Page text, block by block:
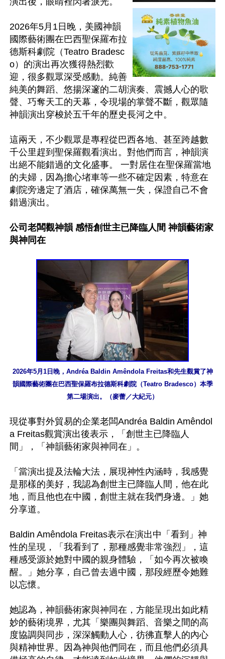
2026年5月1日晚，美國神韻
國際藝術團在巴西聖保羅布拉
德斯科劇院（Teatro Bradesc
o）的演出再次獲得熱烈歡
迎，很多觀眾深受感動。純善
純美的舞蹈、悠揚深邃的二胡演奏、震撼人心的歌
聲、巧奪天工的天幕，令現場的掌聲不斷，觀眾隨
神韻演出穿梭於五千年的歷史長河之中。
這兩天，不少觀眾是專程從巴西各地、甚至跨越數
千公里趕到聖保羅觀看演出。對他們而言，神韻演
出絕不能錯過的文化盛事。 一對居住在聖保羅當地
的夫婦，因為擔心堵車等一些不確定因素，特意在
劇院旁邊定了酒店，確保萬無一失，保證自己不會
錯過演出。
公司老闆觀神韻 感悟創世主已降臨人間 神韻藝術家
與神同在
2026年5月1日晚，Andréa Baldin Amêndola Freitas和先生觀賞了神
韻國際藝術團在巴西聖保羅布拉德斯科劇院（Teatro Bradesco）本季
第二場演出。（麥蕾／大紀元）
現從事對外貿易的企業老闆Andréa Baldin Amêndol
a Freitas觀賞演出後表示，「創世主已降臨人
間」，「神韻藝術家與神同在」。
「當演出提及法輪大法，展現神性內涵時，我感覺
是那樣的美好，我認為創世主已降臨人間，他在此
地，而且他也在中國，創世主就在我們身邊。」她
分享道。
Baldin Amêndola Freitas表示在演出中「看到」神
性的呈現，「我看到了，那種感覺非常強烈」，這
種感受源於她對中國的親身體驗，「如今再次被喚
醒。」她分享，自己曾去過中國，那段經歷令她難
以忘懷。
她認為，神韻藝術家與神同在，方能呈現出如此精
妙的藝術境界，尤其「樂團與舞蹈、音樂之間的高
度協調與同步，深深觸動人心，彷彿直擊人的內心
與精神世界。因為神與他們同在，而且他們必須具